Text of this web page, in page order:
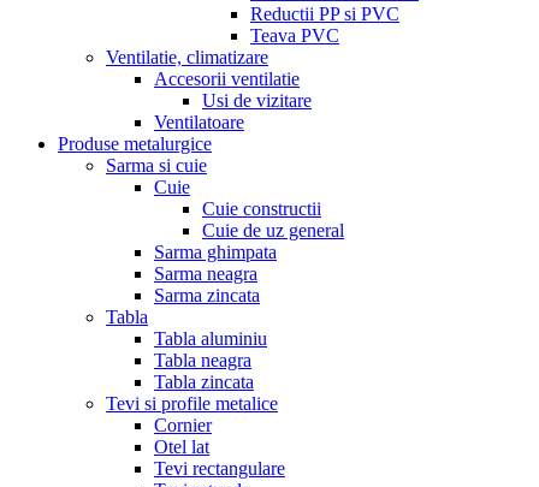
Reductii PP si PVC
Teava PVC
Ventilatie, climatizare
Accesorii ventilatie
Usi de vizitare
Ventilatoare
Produse metalurgice
Sarma si cuie
Cuie
Cuie constructii
Cuie de uz general
Sarma ghimpata
Sarma neagra
Sarma zincata
Tabla
Tabla aluminiu
Tabla neagra
Tabla zincata
Tevi si profile metalice
Cornier
Otel lat
Tevi rectangulare